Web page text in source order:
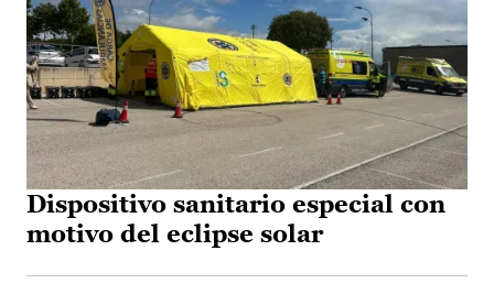
Dispositivo sanitario especial con
motivo del eclipse solar